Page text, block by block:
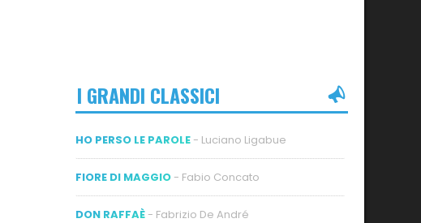
I GRANDI CLASSICI
HO PERSO LE PAROLE - Luciano Ligabue
FIORE DI MAGGIO - Fabio Concato
DON RAFFAÈ - Fabrizio De André